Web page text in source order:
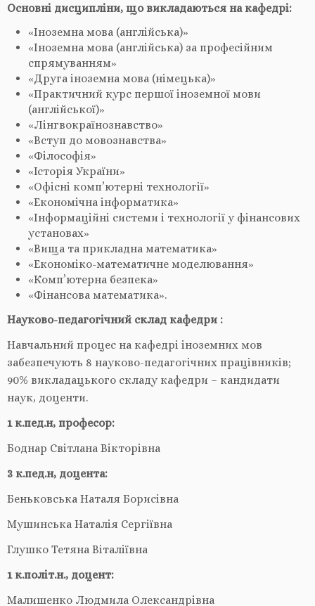
Основні дисципліни, що викладаються на кафедрі:
«Іноземна мова (англійська)»
«Іноземна мова (англійська) за професійним
спрямуванням»
«Друга іноземна мова (німецька)»
«Практичний курс першої іноземної мови
(англійської)»
«Лінгвокраїнознавство»
«Вступ до мовознавства»
«Філософія»
«Історія України»
«Офісні комп’ютерні технології»
«Економічна інформатика»
«Інформаційні системи і технології у фінансових
установах»
«Вища та прикладна математика»
«Економіко-математичне моделювання»
«Комп’ютерна безпека»
«Фінансова математика».
Науково-педагогічний склад кафедри :
Навчальний процес на кафедрі іноземних мов
забезпечують 8 науково-педагогічних працівників;
90% викладацького складу кафедри – кандидати
наук, доценти.
1 к.пед.н, професор:
Боднар Світлана Вікторівна
3 к.пед.н, доцента:
Беньковська Наталя Борисівна
Мушинська Наталія Сергіївна
Глушко Тетяна Віталіївна
1 к.політ.н., доцент:
Малишенко Людмила Олександрівна